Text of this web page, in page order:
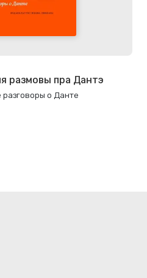
размовы пра Дантэ
о Данте